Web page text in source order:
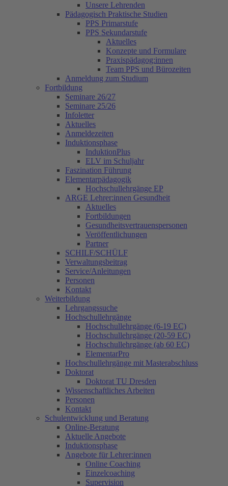
Unsere Lehrenden
Pädagogisch Praktische Studien
PPS Primarstufe
PPS Sekundarstufe
Aktuelles
Konzepte und Formulare
Praxispädagog:innen
Team PPS und Bürozeiten
Anmeldung zum Studium
Fortbildung
Seminare 26/27
Seminare 25/26
Infoletter
Aktuelles
Anmeldezeiten
Induktionsphase
InduktionPlus
ELV im Schuljahr
Faszination Führung
Elementarpädagogik
Hochschullehrgänge EP
ARGE Lehrer:innen Gesundheit
Aktuelles
Fortbildungen
Gesundheitsvertrauenspersonen
Veröffentlichungen
Partner
SCHILF/SCHÜLF
Verwaltungsbeitrag
Service/Anleitungen
Personen
Kontakt
Weiterbildung
Lehrgangssuche
Hochschullehrgänge
Hochschullehrgänge (6-19 EC)
Hochschullehrgänge (20-59 EC)
Hochschullehrgänge (ab 60 EC)
ElementarPro
Hochschullehrgänge mit Masterabschluss
Doktorat
Doktorat TU Dresden
Wissenschaftliches Arbeiten
Personen
Kontakt
Schulentwicklung und Beratung
Online-Beratung
Aktuelle Angebote
Induktionsphase
Angebote für Lehrer:innen
Online Coaching
Einzelcoaching
Supervision